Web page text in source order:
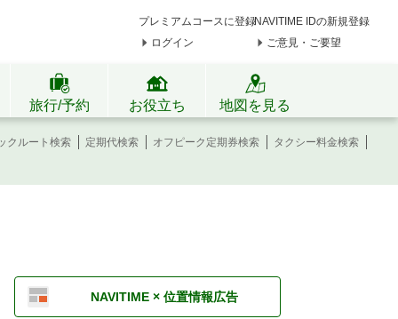
プレミアムコースに登録NAVITIME IDの新規登録
ログイン
ご意見・ご要望
旅行/予約 お役立ち 地図を見る
クルート検索 定期代検索 オフピーク定期券検索 タクシー料金検索
NAVITIME × 位置情報広告